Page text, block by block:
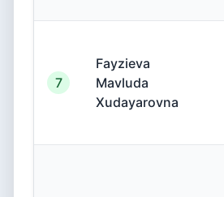
7
Fayzieva
Mavluda
Xudayarovna